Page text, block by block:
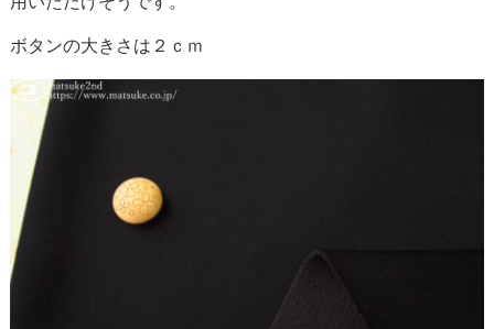
ボタンの大きさは２ｃｍ